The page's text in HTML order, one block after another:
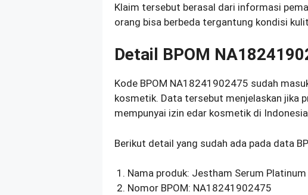
Klaim tersebut berasal dari informasi
orang bisa berbeda tergantung kondisi
Detail BPOM
Kode BPOM NA18241902475 sudah
kosmetik. Data tersebut menjelaskan jika
mempunyai izin edar kosmetik di
Berikut detail yang sudah ada pada data
Nama produk: Jestham Serum Platinum
Nomor BPOM: NA18241902475